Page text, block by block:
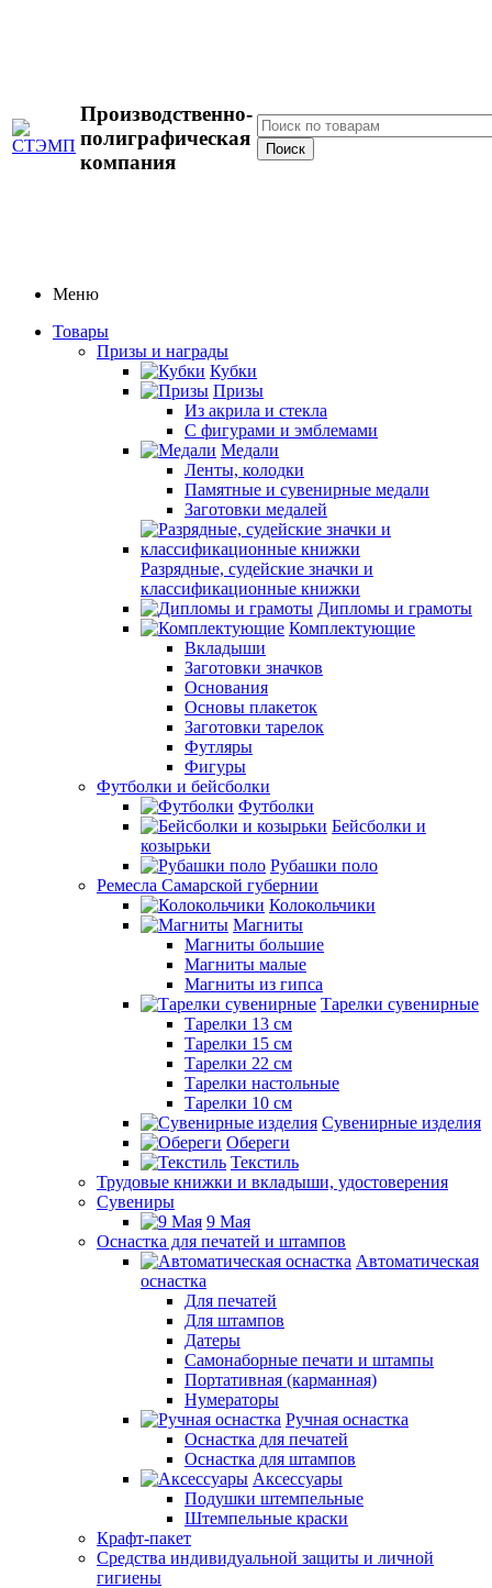
Производственно-
полиграфическая
компания
Меню
Товары
Призы и награды
Кубки
Призы
Из акрила и стекла
С фигурами и эмблемами
Медали
Ленты, колодки
Памятные и сувенирные медали
Заготовки медалей
Разрядные, судейские значки и
классификационные книжки
Дипломы и грамоты
Комплектующие
Вкладыши
Заготовки значков
Основания
Основы плакеток
Заготовки тарелок
Футляры
Фигуры
Футболки и бейсболки
Футболки
Бейсболки и
козырьки
Рубашки поло
Ремесла Самарской губернии
Колокольчики
Магниты
Магниты большие
Магниты малые
Магниты из гипса
Тарелки сувенирные
Тарелки 13 см
Тарелки 15 см
Тарелки 22 см
Тарелки настольные
Тарелки 10 см
Сувенирные изделия
Обереги
Текстиль
Трудовые книжки и вкладыши, удостоверения
Сувениры
9 Мая
Оснастка для печатей и штампов
Автоматическая
оснастка
Для печатей
Для штампов
Датеры
Самонаборные печати и штампы
Портативная (карманная)
Нумераторы
Ручная оснастка
Оснастка для печатей
Оснастка для штампов
Аксессуары
Подушки штемпельные
Штемпельные краски
Крафт-пакет
Средства индивидуальной защиты и личной
гигиены